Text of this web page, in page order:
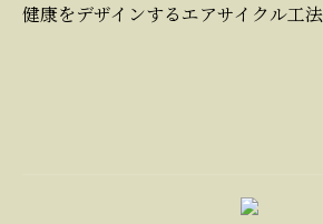
健康をデザインするエアサイクル工法